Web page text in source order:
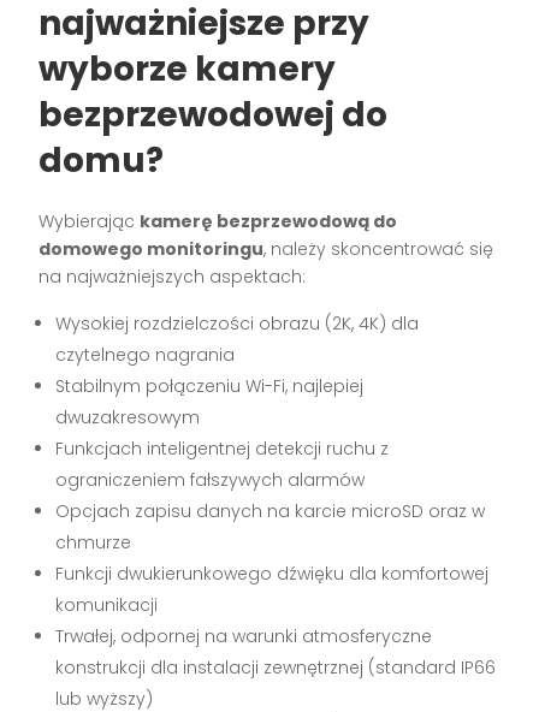
najważniejsze przy
wyborze kamery
bezprzewodowej do
domu?
Wybierając kamerę bezprzewodową do
domowego monitoringu, należy skoncentrować się
na najważniejszych aspektach:
Wysokiej rozdzielczości obrazu (2K, 4K) dla
czytelnego nagrania
Stabilnym połączeniu Wi-Fi, najlepiej
dwuzakresowym
Funkcjach inteligentnej detekcji ruchu z
ograniczeniem fałszywych alarmów
Opcjach zapisu danych na karcie microSD oraz w
chmurze
Funkcji dwukierunkowego dźwięku dla komfortowej
komunikacji
Trwałej, odpornej na warunki atmosferyczne
konstrukcji dla instalacji zewnętrznej (standard IP66
lub wyższy)